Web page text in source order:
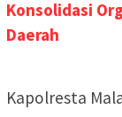
Konsolidasi
Daerah
Kapolresta